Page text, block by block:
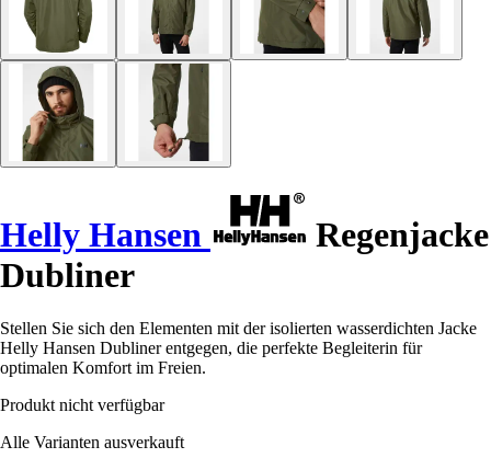
Helly Hansen
Regenjacke
Dubliner
Stellen Sie sich den Elementen mit der isolierten wasserdichten Jacke
Helly Hansen Dubliner entgegen, die perfekte Begleiterin für
optimalen Komfort im Freien.
Produkt nicht verfügbar
Alle Varianten ausverkauft